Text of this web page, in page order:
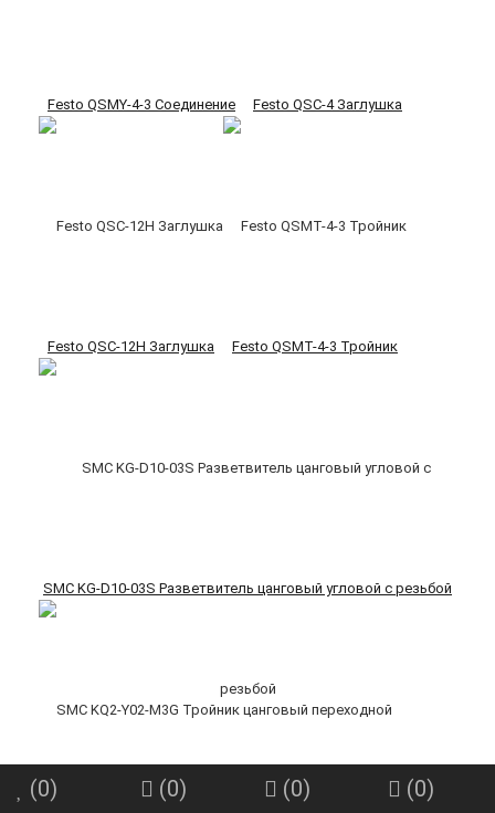
Festo QSMY-4-3 Соединение Festo QSC-4 Заглушка
Festo QSC-12H Заглушка Festo QSMT-4-3 Тройник
SMC KG-D10-03S Разветвитель цанговый угловой с резьбой
(0) (0) (0) (0)